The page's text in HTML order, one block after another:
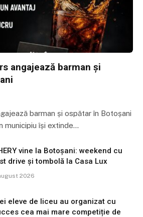
angajează barman și
barman și ospătar în Botoșani
municipiu își extinde…
vine la Botoșani: weekend cu
drive și tombolă la Casa Lux
2026
eleve de liceu au organizat cu
cea mai mare competiție de